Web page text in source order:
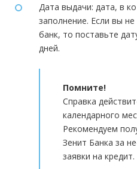
Дата выдачи: дата, в
заполнение. Если вы
банк, то поставьте
дней.
Помните!
Справка
календарного
Рекомендуем
Зенит Банка за
заявки на кредит.